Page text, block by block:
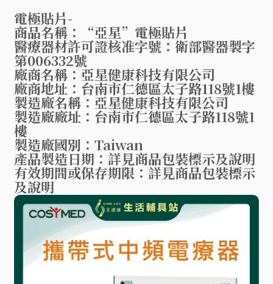
電極貼片-
商品名稱：“亞星”電極貼片
醫療器材許可證核准字號：衛部醫器製字
第006332號
廠商名稱：亞星健康科技有限公司
廠商地址：台南市仁德區太子路118號1樓
製造廠名稱：亞星健康科技有限公司
製造廠廠址：台南市仁德區太子路118號1
樓
製造廠國別：Taiwan
產品製造日期：詳見商品包裝標示及說明
有效期間或保存期限：詳見商品包裝標示
及說明